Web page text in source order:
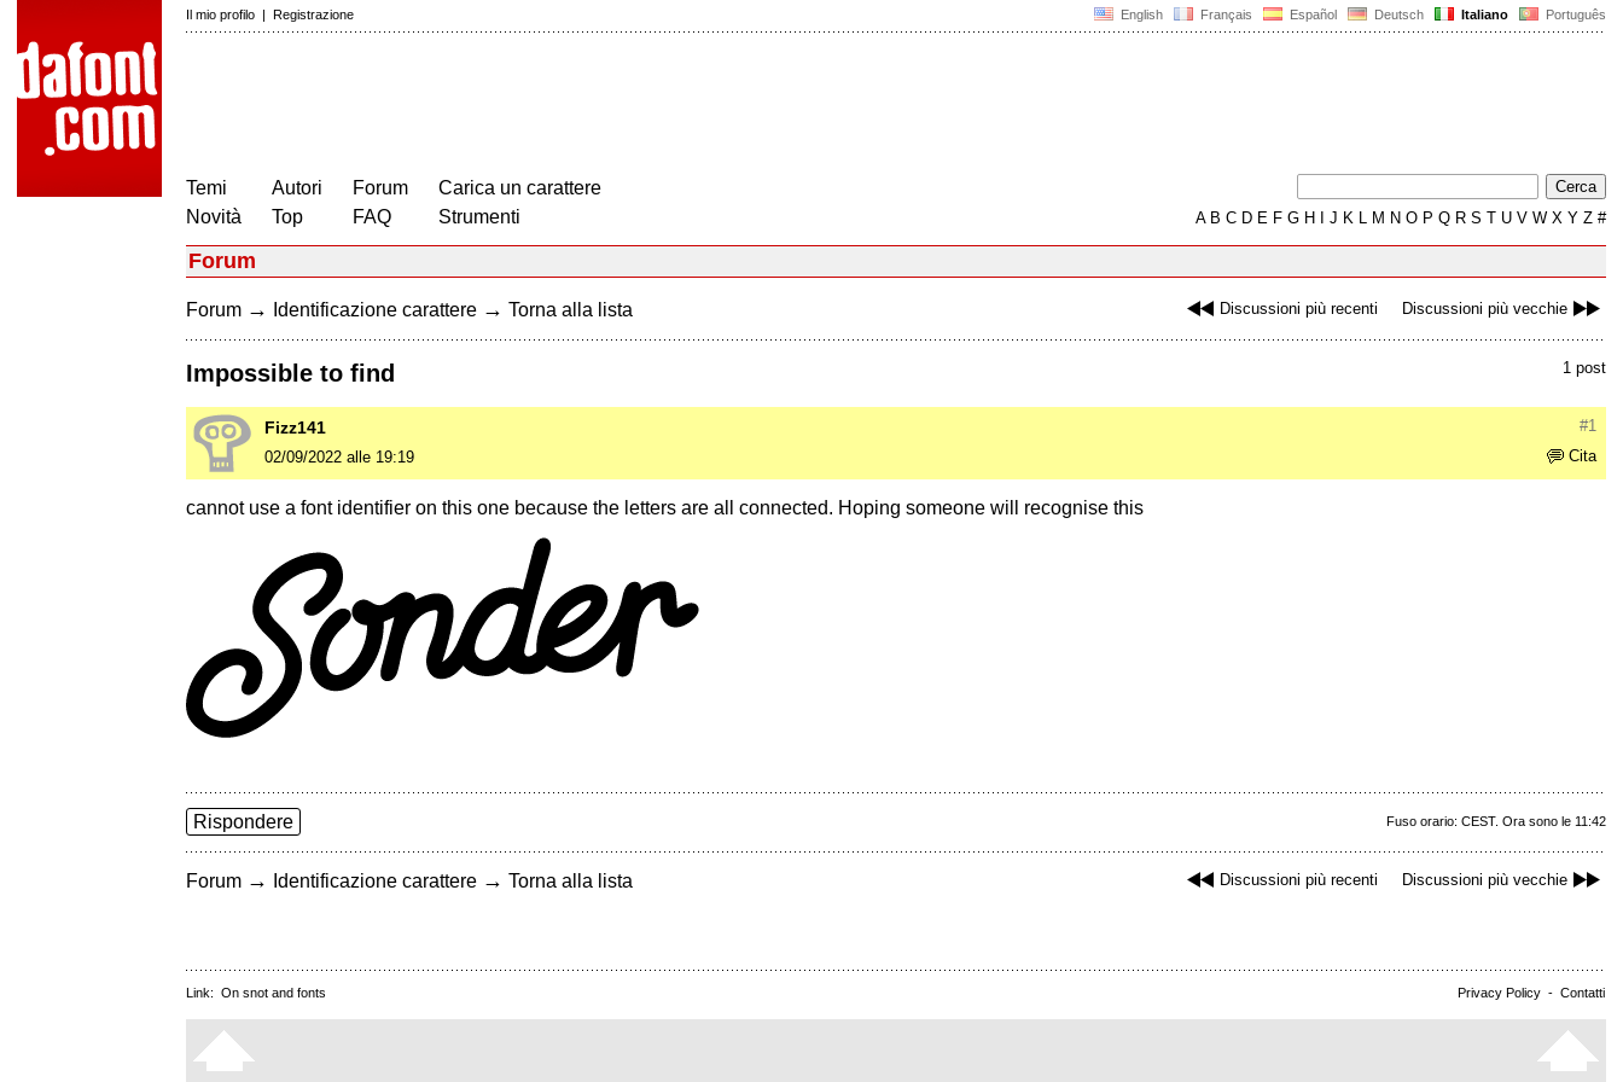
English Français Español Deutsch Italiano Português
Il mio profilo | Registrazione
Temi
Novità
Autori
Top
Forum
FAQ
Carica un carattere
Strumenti
AB C D E F G H J K L M N O P Q R S T U V W X Y Z #
Forum
Discussioni più recenti Discussioni più vecchie
Forum → Identificazione carattere → Torna alla lista
1 post
Impossible to find
#1
Fizz141
Cita
02/09/2022 alle 19:19
cannot use a font identifier on this one because the letters are all connected. Hoping someone will recognise this
Fuso orario: CEST. Ora sono le 11:42
Rispondere
Discussioni più recenti Discussioni più vecchie
Forum → Identificazione carattere → Torna alla lista
Privacy Policy - Contatti
Link: On snot and fonts